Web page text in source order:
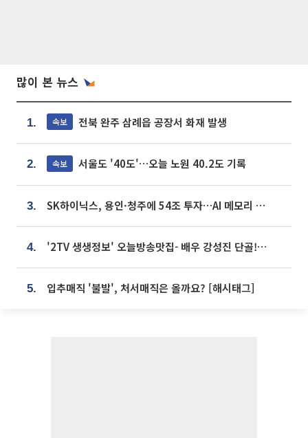
많이 본 뉴스
1. 속보 전북 완주 삼례읍 공장서 화재 발생
2. 속보 서울도 '40도'…오늘 노원 40.2도 기록
3. SK하이닉스, 용인·청주에 54조 투자…AI 메모리 생산기지 키운다
4. '2TV 생생정보' 오늘방송맛집- 배우 강성진 단골! 쌀국수ㆍ푸팟퐁 커리 맛집 '블○○○'
5. 입추매직 '불발', 처서매직은 올까요? [해시태그]